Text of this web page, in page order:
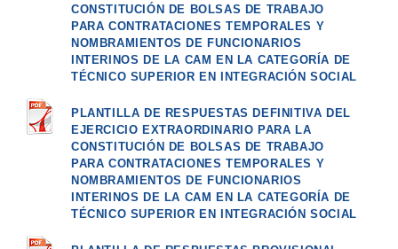
CONSTITUCIÓN DE BOLSAS DE TRABAJO
PARA CONTRATACIONES TEMPORALES Y
NOMBRAMIENTOS DE FUNCIONARIOS
INTERINOS DE LA CAM EN LA CATEGORÍA DE
TÉCNICO SUPERIOR EN INTEGRACIÓN SOCIAL
PLANTILLA DE RESPUESTAS DEFINITIVA DEL
EJERCICIO EXTRAORDINARIO PARA LA
CONSTITUCIÓN DE BOLSAS DE TRABAJO
PARA CONTRATACIONES TEMPORALES Y
NOMBRAMIENTOS DE FUNCIONARIOS
INTERINOS DE LA CAM EN LA CATEGORÍA DE
TÉCNICO SUPERIOR EN INTEGRACIÓN SOCIAL